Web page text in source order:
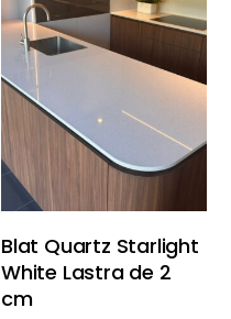
Blat Quartz Starlight
White Lastra de 2
cm